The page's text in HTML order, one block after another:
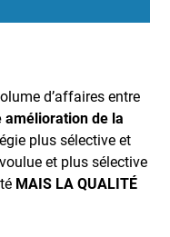
d’affaires entre
amélioration de la
plus sélective et
et plus sélective
MAIS LA QUALITÉ